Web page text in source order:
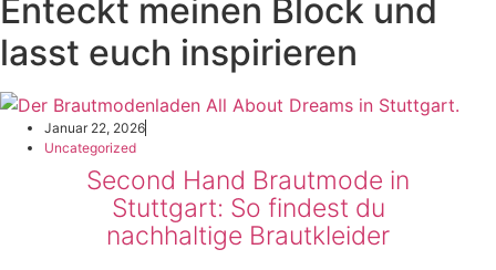
Enteckt meinen Block und
lasst euch inspirieren
Januar 22, 2026
Uncategorized
Second Hand Brautmode in
Stuttgart: So findest du
nachhaltige Brautkleider